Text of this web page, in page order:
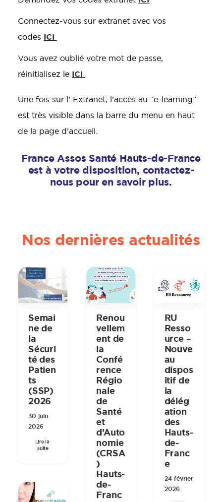
Connectez-vous sur extranet avec vos
codes ICI
Vous avez oublié votre mot de passe,
réinitialisez le ICI
Une fois sur l’ Extranet, l’accès au “e-learning”
est très visible dans la barre du menu en haut
de la page d’accueil.
France Assos Santé Hauts-de-France
est à votre disposition, contactez-
nous pour en savoir plus.
Nos dernières actualités
Semai
ne de
la
Sécuri
té des
Patien
ts
(SSP)
2026
30 juin
2026
Lire la
suite
Renou
vellem
ent de
la
Confé
rence
Régio
nale
de
Santé
et
d’Auto
nomie
(CRSA
)
Hauts-
de-
Franc
RU
Resso
urce –
Nouve
au
dispos
itif de
la
délég
ation
des
Hauts-
de-
Franc
e
24 février
2026